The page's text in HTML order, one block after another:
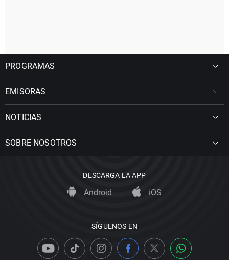
PROGRAMAS
EMISORAS
NOTICIAS
SOBRE NOSOTROS
DESCARGA LA APP
Android iOS
SÍGUENOS EN